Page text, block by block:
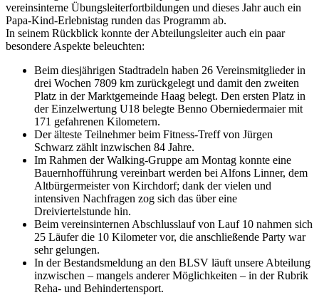
vereinsinterne Übungsleiterfortbildungen und dieses Jahr auch ein
Papa-Kind-Erlebnistag runden das Programm ab.
In seinem Rückblick konnte der Abteilungsleiter auch ein paar
besondere Aspekte beleuchten:
Beim diesjährigen Stadtradeln haben 26 Vereinsmitglieder in
drei Wochen 7809 km zurückgelegt und damit den zweiten
Platz in der Marktgemeinde Haag belegt. Den ersten Platz in
der Einzelwertung U18 belegte Benno Oberniedermaier mit
171 gefahrenen Kilometern.
Der älteste Teilnehmer beim Fitness-Treff von Jürgen
Schwarz zählt inzwischen 84 Jahre.
Im Rahmen der Walking-Gruppe am Montag konnte eine
Bauernhofführung vereinbart werden bei Alfons Linner, dem
Altbürgermeister von Kirchdorf; dank der vielen und
intensiven Nachfragen zog sich das über eine
Dreiviertelstunde hin.
Beim vereinsinternen Abschlusslauf von Lauf 10 nahmen sich
25 Läufer die 10 Kilometer vor, die anschließende Party war
sehr gelungen.
In der Bestandsmeldung an den BLSV läuft unsere Abteilung
inzwischen – mangels anderer Möglichkeiten – in der Rubrik
Reha- und Behindertensport.